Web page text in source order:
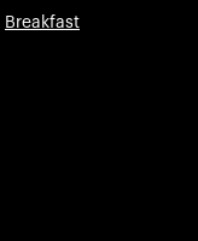
Breakfast